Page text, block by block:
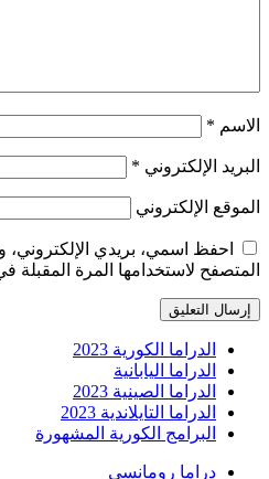
الاسم *
البريد الإلكتروني *
الموقع الإلكتروني
احفظ اسمي، بريدي الإلكتروني،
المتصفح لاستخدامها المرة المقبلة
الدراما الكورية 2023
الدراما اليابانية
الدراما الصينية 2023
الدراما التايلاندية 2023
البرامج الكورية المشهورة
دراما رومانسي